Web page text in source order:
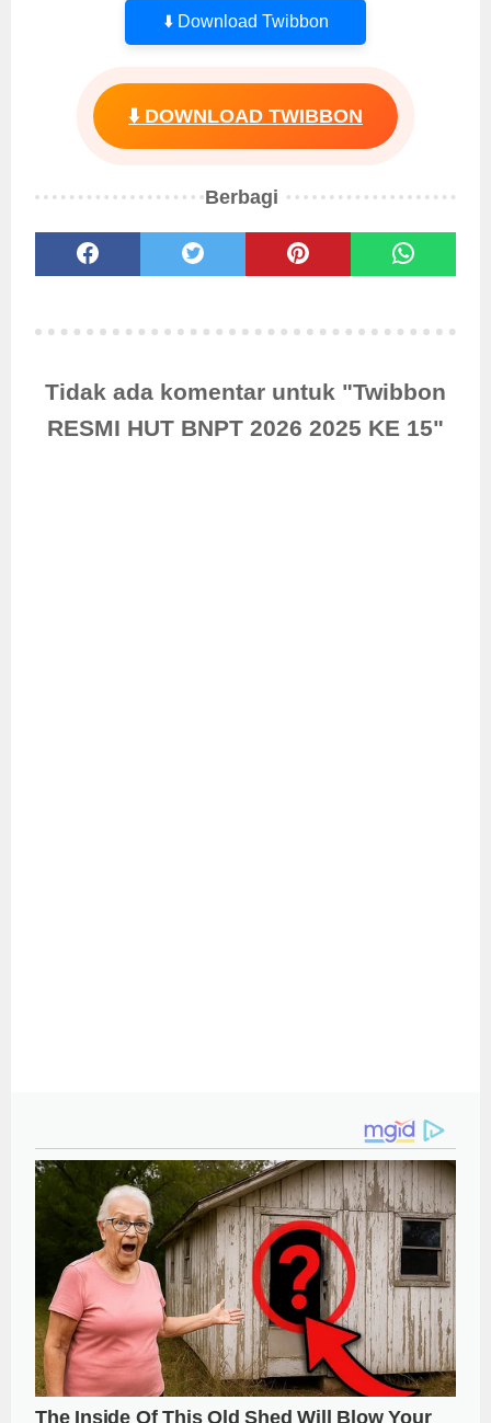
⬇️ Download Twibbon
⬇️ DOWNLOAD TWIBBON
Berbagi
Tidak ada komentar untuk "Twibbon
RESMI HUT BNPT 2026 2025 KE 15"